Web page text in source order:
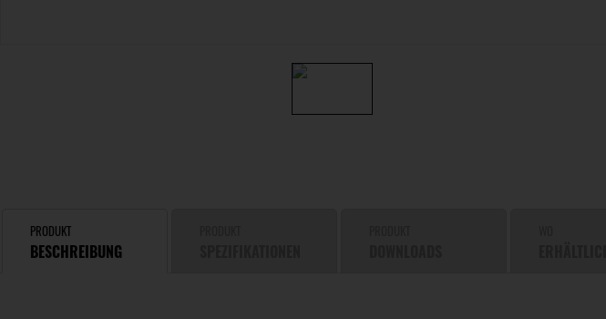
PRODUKT
BESCHREIBUNG